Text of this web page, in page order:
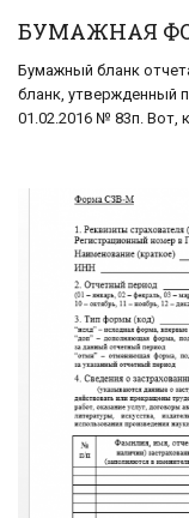
БУМАЖНАЯ
Бумажный бланк
бланк, утвержденный
01.02.2016 № 83п. Вот,